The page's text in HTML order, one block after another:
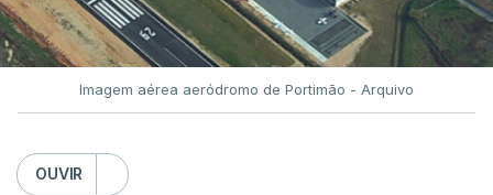
Imagem aérea aeródromo de Portimão - Arquivo
OUVIR